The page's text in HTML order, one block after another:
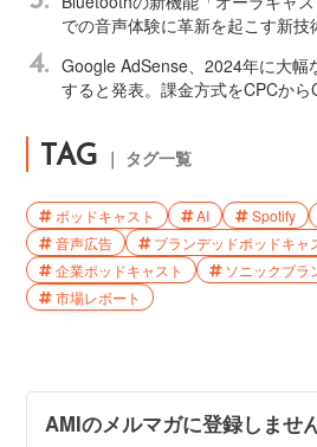
での音声体験に革新を起こす新技
4. Google AdSense、2024年に大幅
すると発表。課金方式をCPCから
TAG ｜ タグ一覧
ポッドキャスト AI Spotify
音声広告
ブランデッドポッドキャ
企業ポッドキャスト
ソニックブラ
市場レポート
AMIのメルマガに登録しませ